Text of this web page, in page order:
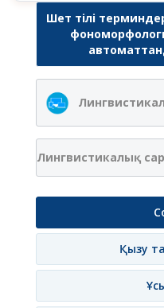
Шет тілі
Лингвистикалық
Қызу